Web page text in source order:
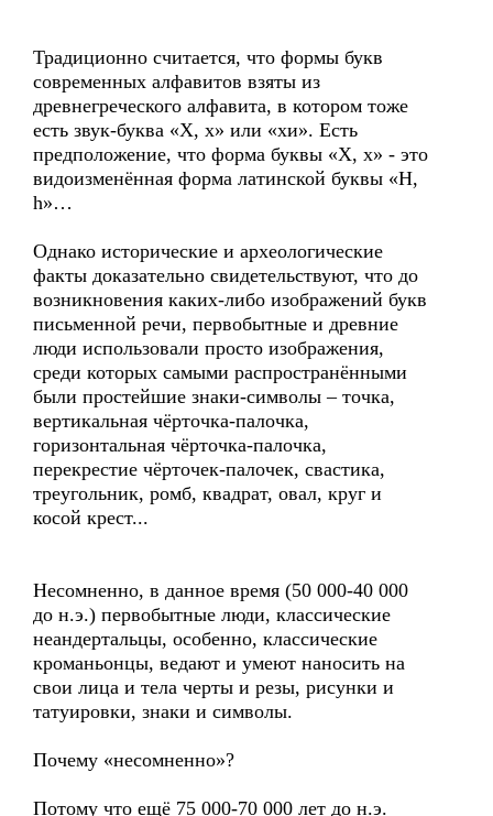
Традиционно считается, что формы букв
современных алфавитов взяты из
древнегреческого алфавита, в котором тоже
есть звук-буква «Х, х» или «хи». Есть
предположение, что форма буквы «Х, х» - это
видоизменённая форма латинской буквы «H,
h»…
Однако исторические и археологические
факты доказательно свидетельствуют, что до
возникновения каких-либо изображений букв
письменной речи, первобытные и древние
люди использовали просто изображения,
среди которых самыми распространёнными
были простейшие знаки-символы – точка,
вертикальная чёрточка-палочка,
горизонтальная чёрточка-палочка,
перекрестие чёрточек-палочек, свастика,
треугольник, ромб, квадрат, овал, круг и
косой крест...
Несомненно, в данное время (50 000-40 000
до н.э.) первобытные люди, классические
неандертальцы, особенно, классические
кроманьонцы, ведают и умеют наносить на
свои лица и тела черты и резы, рисунки и
татуировки, знаки и символы.
Почему «несомненно»?
Потому что ещё 75 000-70 000 лет до н.э.